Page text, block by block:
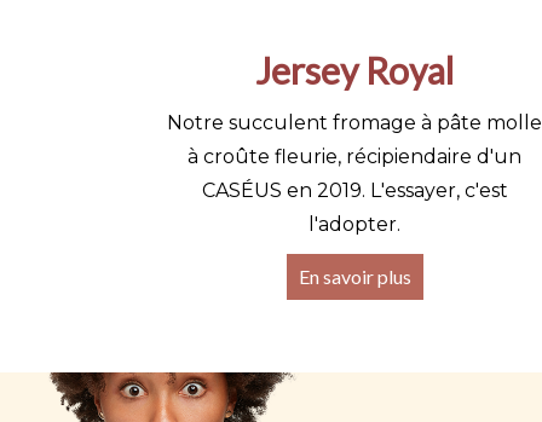
Jersey Royal
Notre succulent fromage à pâte molle
à croûte fleurie, récipiendaire d'un
CASÉUS en 2019. L'essayer, c'est
l'adopter.
En savoir plus